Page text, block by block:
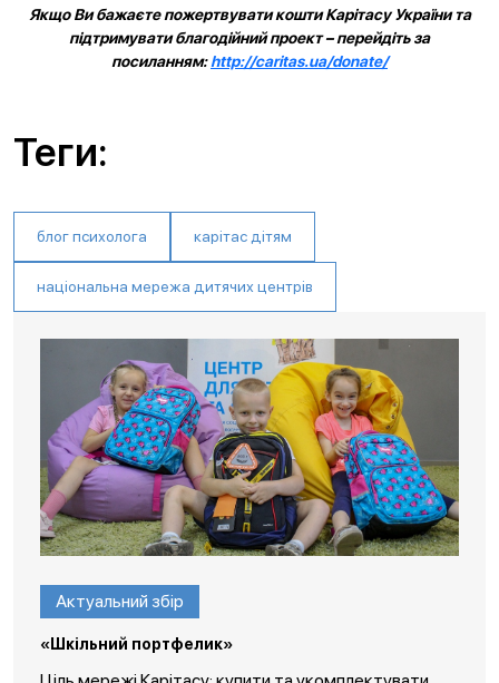
Якщо Ви бажаєте пожертвувати кошти Карітасу України та
підтримувати благодійний проект – перейдіть за
посиланням:http://caritas.ua/donate/
Теги:
блог психолога карітас дітям
національна мережа дитячих центрів
Актуальний збір
«Шкільний портфелик»